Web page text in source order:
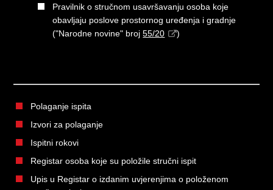
Pravilnik o stručnom usavršavanju osoba koje
obavljaju poslove prostornog uređenja i gradnje
("Narodne novine" broj55/20 )
Polaganje ispita
Izvori za polaganje
Ispitni rokovi
Registar osoba koje su položile stručni ispit
Upis u Registar o izdanim uvjerenjima o položenom